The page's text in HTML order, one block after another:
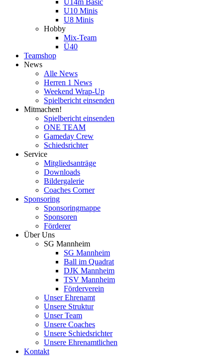
U14m Basic
U10 Minis
U8 Minis
Hobby
Mix-Team
Ü40
Teamshop
News
Alle News
Herren 1 News
Weekend Wrap-Up
Spielbericht einsenden
Mitmachen!
Spielbericht einsenden
ONE TEAM
Gameday Crew
Schiedsrichter
Service
Mitgliedsanträge
Downloads
Bildergalerie
Coaches Corner
Sponsoring
Sponsoringmappe
Sponsoren
Förderer
Über Uns
SG Mannheim
SG Mannheim
Ball im Quadrat
DJK Mannheim
TSV Mannheim
Förderverein
Unser Ehrenamt
Unsere Struktur
Unser Team
Unsere Coaches
Unsere Schiedsrichter
Unsere Ehrenamtlichen
Kontakt